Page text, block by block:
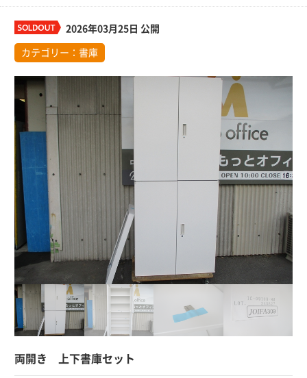
2026年03月25日 公開
カテゴリー： 書庫
両開き 上下書庫セット